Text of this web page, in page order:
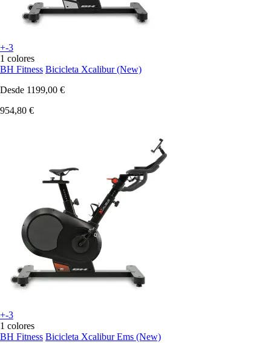
+-3
1 colores
BH Fitness Bicicleta Xcalibur (New)
Desde 1199,00 €
954,80 €
+-3
1 colores
BH Fitness Bicicleta Xcalibur Ems (New)